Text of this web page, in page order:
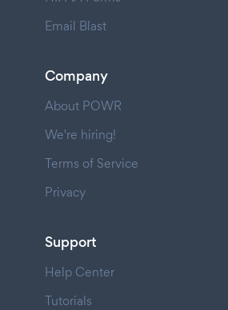
Email Blast
Company
About POWR
We're hiring!
Terms of Service
Privacy
Support
Help Center
Tutorials